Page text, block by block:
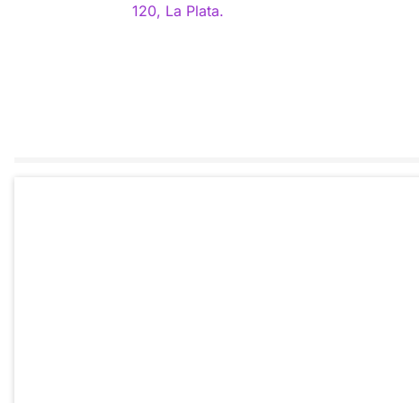
120, La Plata.